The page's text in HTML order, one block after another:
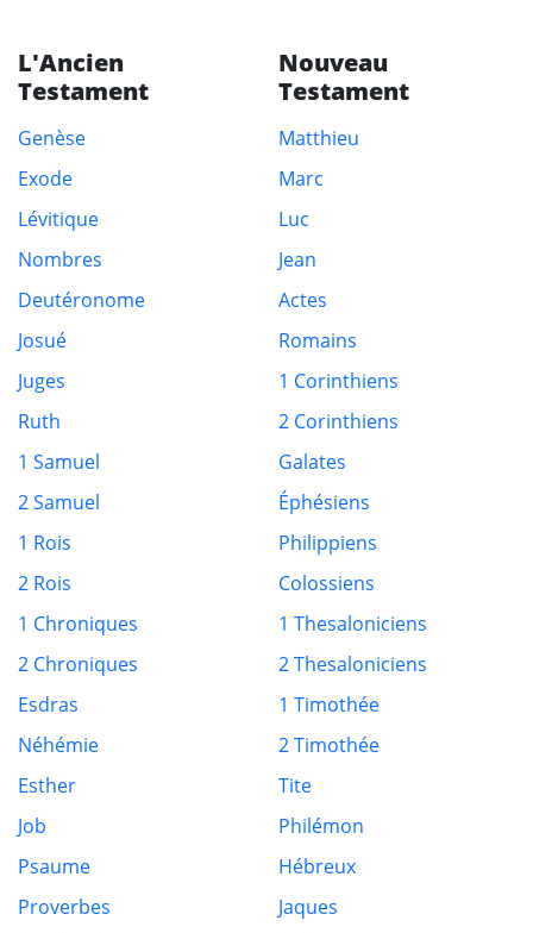
L'Ancien
Testament
Genèse
Exode
Lévitique
Nombres
Deutéronome
Josué
Juges
Ruth
1 Samuel
2 Samuel
1 Rois
2 Rois
1 Chroniques
2 Chroniques
Esdras
Néhémie
Esther
Job
Psaume
Proverbes
Nouveau
Testament
Matthieu
Marc
Luc
Jean
Actes
Romains
1 Corinthiens
2 Corinthiens
Galates
Éphésiens
Philippiens
Colossiens
1 Thesaloniciens
2 Thesaloniciens
1 Timothée
2 Timothée
Tite
Philémon
Hébreux
Jaques